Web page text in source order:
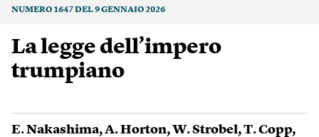
NUMERO 1647 DEL 9 GENNAIO 2026
La legge dell’impero
trumpiano
E. Nakashima,A. Horton,W. Strobel,T. Copp,